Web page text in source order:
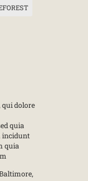
qui dolore
quia
incidunt
quia